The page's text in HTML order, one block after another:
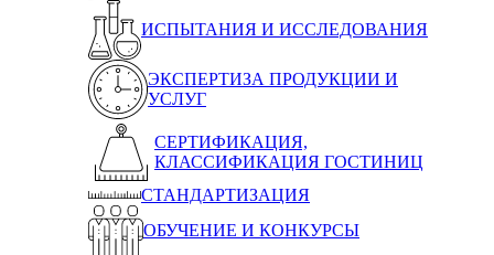
ИСПЫТАНИЯ И ИССЛЕДОВАНИЯ
ЭКСПЕРТИЗА ПРОДУКЦИИ И
УСЛУГ
СЕРТИФИКАЦИЯ,
КЛАССИФИКАЦИЯ ГОСТИНИЦ
СТАНДАРТИЗАЦИЯ
ОБУЧЕНИЕ И КОНКУРСЫ